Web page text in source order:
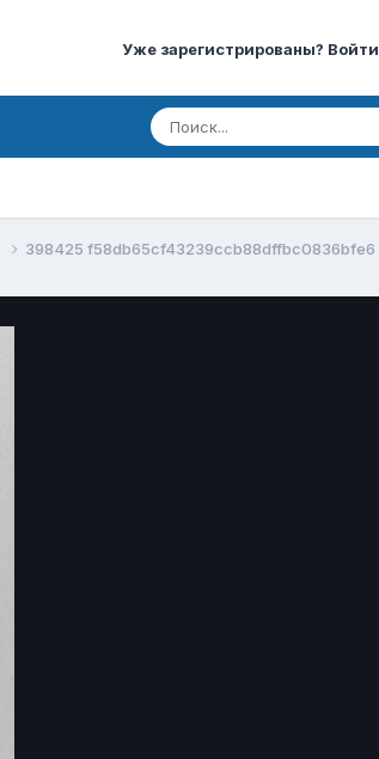
Уже зарегистрированы? Войти
398425 f58db65cf43239ccb88dffbc0836bfe6